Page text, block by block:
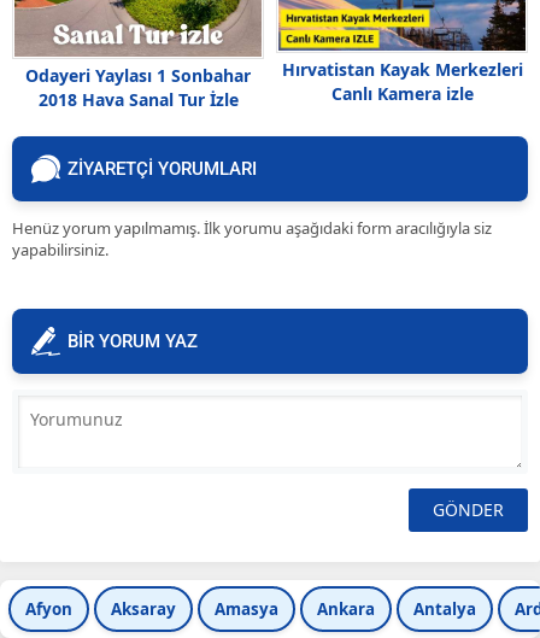
Odayeri Yaylası 1 Sonbahar
2018 Hava Sanal Tur İzle
Hırvatistan Kayak Merkezleri
Canlı Kamera izle
ZİYARETÇİ YORUMLARI
Henüz yorum yapılmamış. İlk yorumu aşağıdaki form aracılığıyla siz
yapabilirsiniz.
BİR YORUM YAZ
Afyon Aksaray Amasya Ankara Antalya